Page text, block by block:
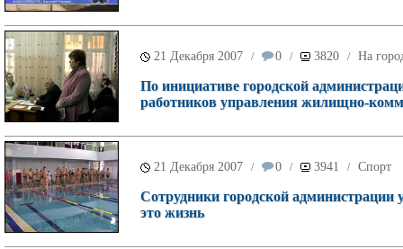
21 Декабря 2007 / 0 / 3820 / На
По инициативе городской
работников управления жилищно-
21 Декабря 2007 / 0 / 3941 / Спорт
Сотрудники городской
это жизнь